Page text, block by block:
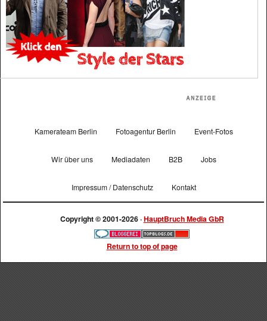
Kamerateam Berlin Fotoagentur Berlin Event-Fotos
Wir über uns Mediadaten B2B Jobs
Impressum / Datenschutz Kontakt
Copyright © 2001-2026 ·HauptBruch Media GbR
Return to top of page